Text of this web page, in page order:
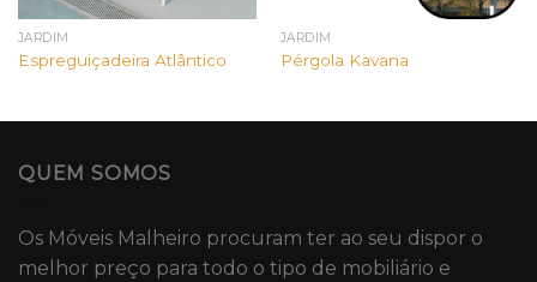
JARDIM
Espreguiçadeira Atlântico
JARDIM
Pérgola Kavana
QUEM SOMOS
Os Móveis Malheiro procuram ter ao seu dispor o
melhor preço para todo o tipo de mobiliário e